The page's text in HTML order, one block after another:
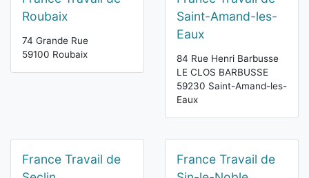
Roubaix
74 Grande Rue
59100 Roubaix
Saint-Amand-les-
Eaux
84 Rue Henri Barbusse
LE CLOS BARBUSSE
59230 Saint-Amand-les-
Eaux
France Travail de
France Travail de